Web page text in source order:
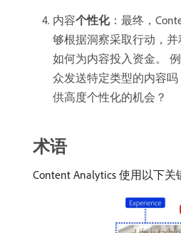
内容​个性化：最终，
够根据洞察采取行动，
如何为内容投入资金。
众发送特定类型的内容
供高度个性化的机会？
术语
Content Analytics 使用以下关